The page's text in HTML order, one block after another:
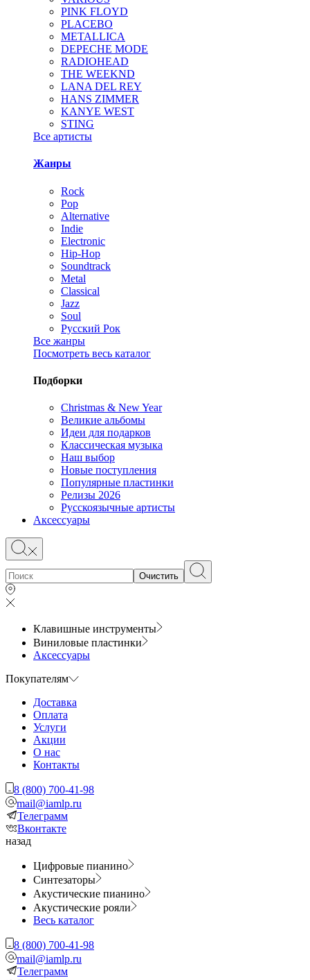
PINK FLOYD
PLACEBO
METALLICA
DEPECHE MODE
RADIOHEAD
THE WEEKND
LANA DEL REY
HANS ZIMMER
KANYE WEST
STING
Все артисты
Жанры
Rock
Pop
Alternative
Indie
Electronic
Hip-Hop
Soundtrack
Metal
Classical
Jazz
Soul
Русский Рок
Все жанры
Посмотреть весь каталог
Подборки
Christmas & New Year
Великие альбомы
Идеи для подарков
Классическая музыка
Наш выбор
Новые поступления
Популярные пластинки
Релизы 2026
Русскоязычные артисты
Аксессуары
Очистить
Клавишные инструменты
Виниловые пластинки
Аксессуары
Покупателям
Доставка
Оплата
Услуги
Акции
О нас
Контакты
8 (800) 700-41-98
mail@iamlp.ru
Телеграмм
Вконтакте
назад
Цифровые пианино
Синтезаторы
Акустические пианино
Акустические рояли
Весь каталог
8 (800) 700-41-98
mail@iamlp.ru
Телеграмм